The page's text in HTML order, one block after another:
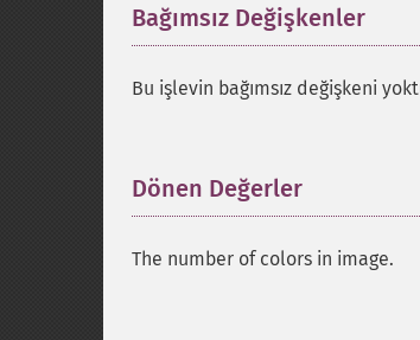
Bağımsız Değişkenler
Bu işlevin bağımsız değişkeni
Dönen Değerler
The number of colors in image.